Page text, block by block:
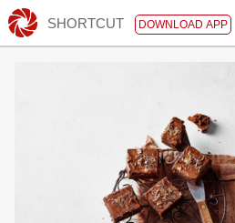
SHORTCUT DOWNLOAD APP